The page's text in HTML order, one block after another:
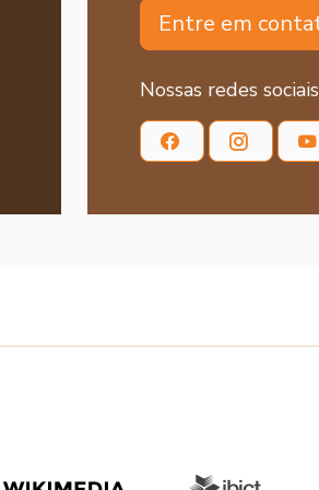
Entre em
Nossas redes sociais